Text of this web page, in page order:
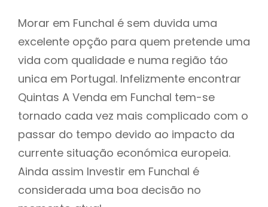
Morar em Funchal é sem duvida uma
excelente opção para quem pretende uma
vida com qualidade e numa região táo
unica em Portugal. Infelizmente encontrar
Quintas A Venda em Funchal tem-se
tornado cada vez mais complicado com o
passar do tempo devido ao impacto da
currente situação económica europeia.
Ainda assim Investir em Funchal é
considerada uma boa decisão no